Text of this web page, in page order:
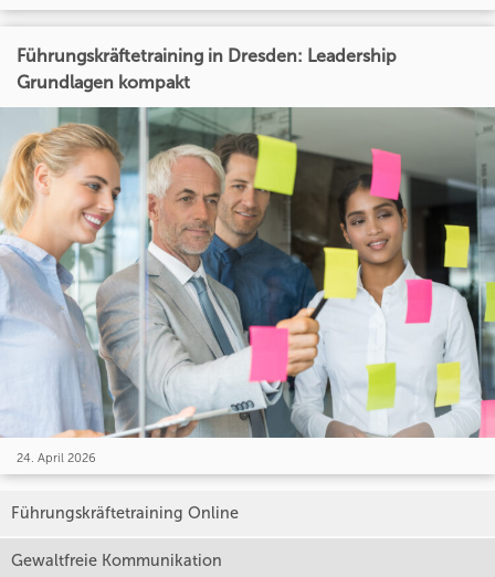
Führungskräftetraining in Dresden: Leadership
Grundlagen kompakt
24. April 2026
Führungskräftetraining Online
Gewaltfreie Kommunikation